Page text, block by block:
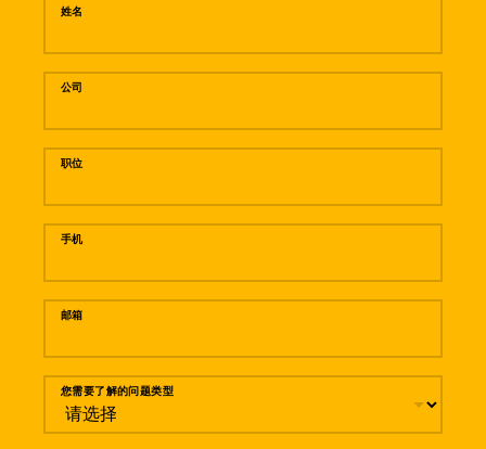
姓名
公司
职位
手机
邮箱
您需要了解的问题类型